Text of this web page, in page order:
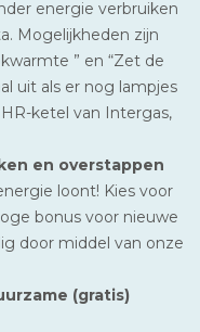
energie verbruiken
Mogelijkheden zijn
” en “Zet de
uit als er nog lampjes
ketel van Intergas,
en overstappen
loont! Kies voor
bonus voor nieuwe
door middel van onze
(gratis)